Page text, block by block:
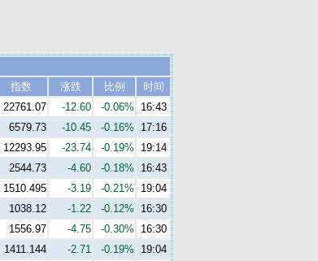
指数 涨跌 比例
时间
22761.07 -12.60 -0.06%
16:43
6579.73 -10.45 -0.16%
17:16
12293.95 -23.74 -0.19%
19:14
2544.73 -4.60 -0.18%
16:43
1510.495 -3.19 -0.21%
19:04
1038.12 -1.22 -0.12%
16:30
1556.97 -4.75 -0.30%
16:30
1411.144 -2.71 -0.19%
19:04